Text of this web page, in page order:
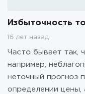
Избыточность
16 лет назад
Часто бывает так,
например,
неточный прогноз
определении цены,